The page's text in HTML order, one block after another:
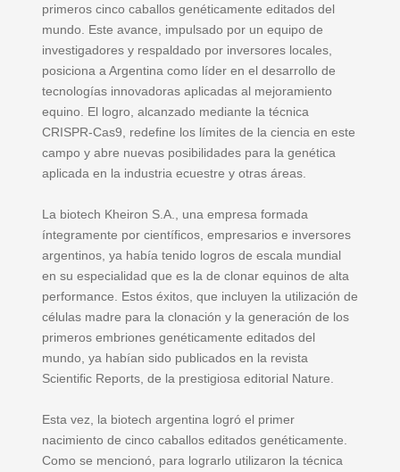
primeros cinco caballos genéticamente editados del
mundo. Este avance, impulsado por un equipo de
investigadores y respaldado por inversores locales,
posiciona a Argentina como líder en el desarrollo de
tecnologías innovadoras aplicadas al mejoramiento
equino. El logro, alcanzado mediante la técnica
CRISPR-Cas9, redefine los límites de la ciencia en este
campo y abre nuevas posibilidades para la genética
aplicada en la industria ecuestre y otras áreas.
La biotech Kheiron S.A., una empresa formada
íntegramente por científicos, empresarios e inversores
argentinos, ya había tenido logros de escala mundial
en su especialidad que es la de clonar equinos de alta
performance. Estos éxitos, que incluyen la utilización de
células madre para la clonación y la generación de los
primeros embriones genéticamente editados del
mundo, ya habían sido publicados en la revista
Scientific Reports, de la prestigiosa editorial Nature.
Esta vez, la biotech argentina logró el primer
nacimiento de cinco caballos editados genéticamente.
Como se mencionó, para lograrlo utilizaron la técnica